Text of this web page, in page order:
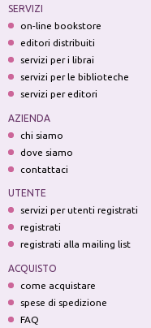
SERVIZI
on-line bookstore
editori distribuiti
servizi per i librai
servizi per le biblioteche
servizi per editori
AZIENDA
chi siamo
dove siamo
contattaci
UTENTE
servizi per utenti registrati
registrati
registrati alla mailing list
ACQUISTO
come acquistare
spese di spedizione
FAQ